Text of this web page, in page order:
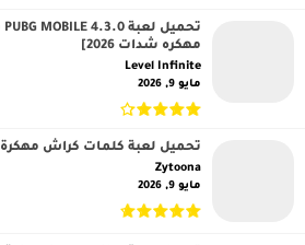
مهكره شدات 2026]
Level Infinite‏
مايو 9, 2026
تحميل لعبة كلمات كراش مهكرة 2026 للأندرويد [أخر إصدار]
Zytoona‏
مايو 9, 2026